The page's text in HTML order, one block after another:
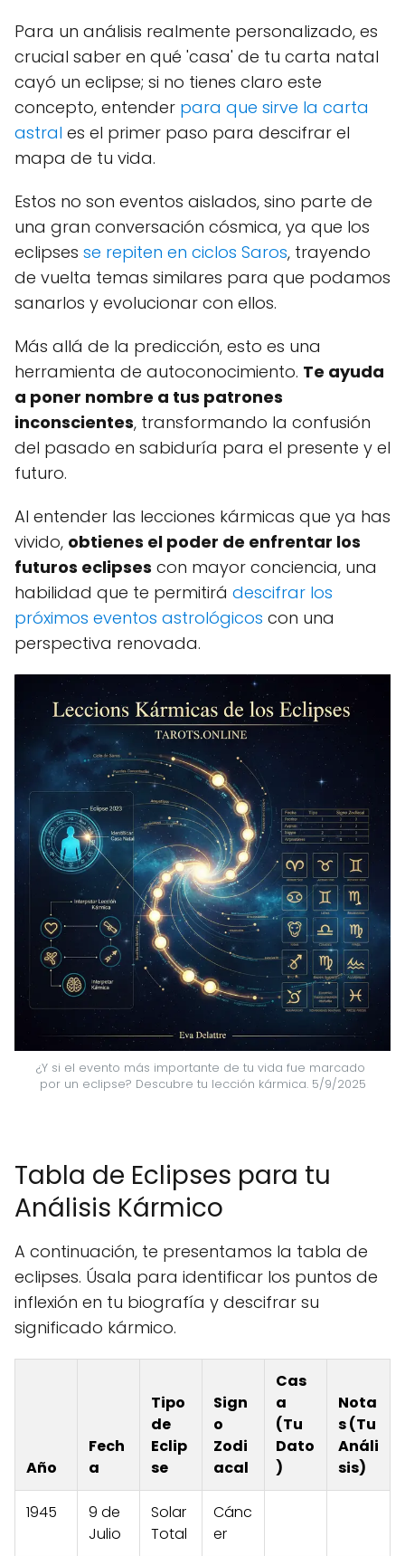
Para un análisis realmente personalizado, es
crucial saber en qué 'casa' de tu carta natal
cayó un eclipse; si no tienes claro este
concepto, entender para que sirve la carta
astral es el primer paso para descifrar el
mapa de tu vida.
Estos no son eventos aislados, sino parte de
una gran conversación cósmica, ya que los
eclipses se repiten en ciclos Saros, trayendo
de vuelta temas similares para que podamos
sanarlos y evolucionar con ellos.
Más allá de la predicción, esto es una
herramienta de autoconocimiento. Te ayuda
a poner nombre a tus patrones
inconscientes, transformando la confusión
del pasado en sabiduría para el presente y el
futuro.
Al entender las lecciones kármicas que ya has
vivido, obtienes el poder de enfrentar los
futuros eclipses con mayor conciencia, una
habilidad que te permitirá descifrar los
próximos eventos astrológicos con una
perspectiva renovada.
¿Y si el evento más importante de tu vida fue marcado
por un eclipse? Descubre tu lección kármica. 5/9/2025
Tabla de Eclipses para tu
Análisis Kármico
A continuación, te presentamos la tabla de
eclipses. Úsala para identificar los puntos de
inflexión en tu biografía y descifrar su
significado kármico.
Año
Fech
a
Tipo
de
Eclip
se
Sign
o
Zodi
acal
Cas
a
(Tu
Dato
)
Nota
s (Tu
Análi
sis)
1945
9 de
Julio
Solar
Total
Cánc
er